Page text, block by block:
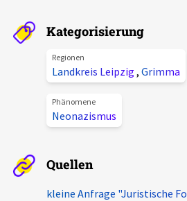
Aktuelles
Alle Beiträge
Veranstaltungen
Pressemitteilungen
Podcasts
Über uns
Projektbeschreibung
Unterstützer_innen
Kategorisierung
Regionen
Landkreis Leipzig , Grimma
Phänomene
Neonazismus
Quellen
kleine Anfrage "Juristische